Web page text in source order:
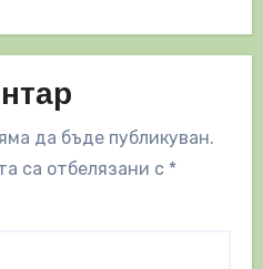
да бъде публикуван.
са отбелязани с *